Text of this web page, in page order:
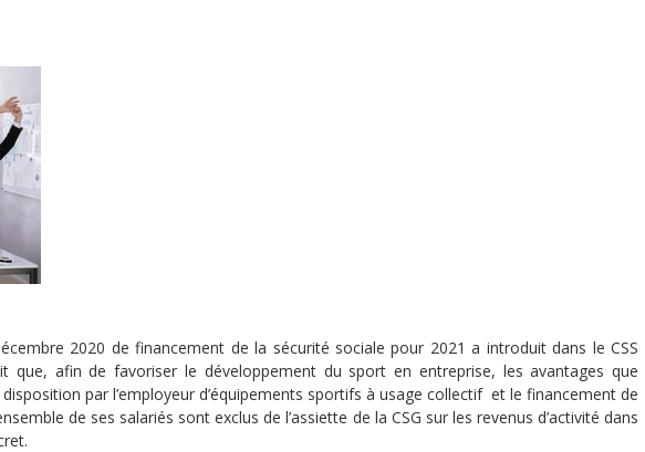
2020 de financement de la sécurité sociale pour 2021 a introduit dans le CSS
que, afin de favoriser le développement du sport en entreprise, les avantages que
par l’employeur d’équipements sportifs àusage collectifet lefinancement de
de ses salariés sont exclus de l’assiette de la CSG sur les revenus d’activité dans